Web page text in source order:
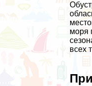
моря
всех